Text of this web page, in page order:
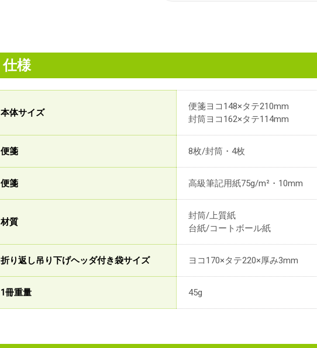
仕様
本体サイズ
便箋ヨコ148×タテ210mm
封筒ヨコ162×タテ114mm
便箋 8枚/封筒・4枚
便箋 高級筆記用紙75g/m²・10mm
材質
封筒/上質紙
台紙/コートボール紙
折り返し吊り下げヘッダ付き袋サイズ ヨコ170×タテ220×厚み3mm
1冊重量 45g